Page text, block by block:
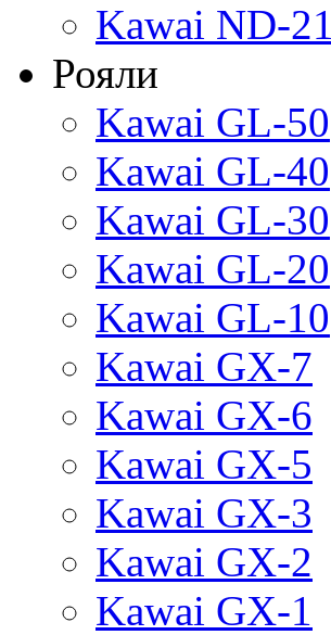
Kawai ND-21
Рояли
Kawai GL-50
Kawai GL-40
Kawai GL-30
Kawai GL-20
Kawai GL-10
Kawai GX-7
Kawai GX-6
Kawai GX-5
Kawai GX-3
Kawai GX-2
Kawai GX-1